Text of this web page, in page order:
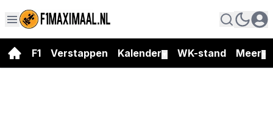
F1 Verstappen Kalender WK-stand Meer